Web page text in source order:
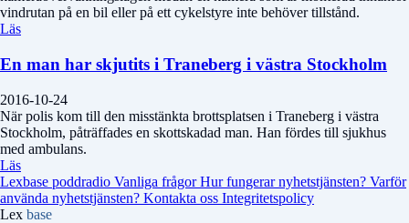
vindrutan på en bil eller på ett cykelstyre inte behöver tillstånd.
Läs
En man har skjutits i Traneberg i västra Stockholm
2016-10-24
När polis kom till den misstänkta brottsplatsen i Traneberg i västra
Stockholm, påträffades en skottskadad man. Han fördes till sjukhus
med ambulans.
Läs
Lexbase poddradio Vanliga frågorHur fungerar nyhetstjänsten? Varför
använda nyhetstjänsten? Kontakta oss Integritetspolicy
Lex base